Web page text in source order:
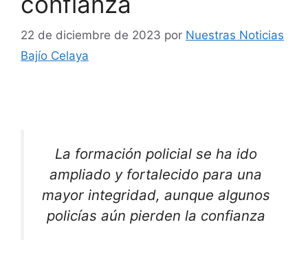
22 de diciembre de 2023 por Nuestras Noticias
Bajío Celaya
La formación policial se ha ido
ampliado y fortalecido para una
mayor integridad, aunque algunos
policías aún pierden la confianza